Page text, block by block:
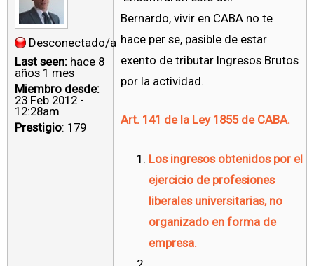
Desconectado/a
Last seen: hace 8
años 1 mes
Miembro desde:
23 Feb 2012 -
12:28am
Prestigio: 179
Bernardo, vivir en CABA no te
hace per se, pasible de estar
exento de tributar Ingresos Brutos
por la actividad.
Art. 141 de la Ley 1855 de CABA.
Los ingresos obtenidos por el
ejercicio de profesiones
liberales universitarias, no
organizado en forma de
empresa.